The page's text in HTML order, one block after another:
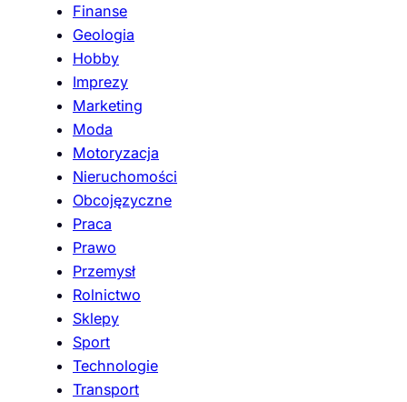
Finanse
Geologia
Hobby
Imprezy
Marketing
Moda
Motoryzacja
Nieruchomości
Obcojęzyczne
Praca
Prawo
Przemysł
Rolnictwo
Sklepy
Sport
Technologie
Transport